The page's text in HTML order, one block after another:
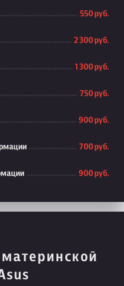
550 руб.
2 300 руб.
1 300 руб.
750 руб.
900 руб.
700 руб.
900 руб.